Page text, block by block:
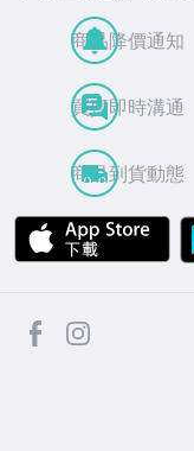
商品降價通知
買賣即時溝通
商品到貨動態
facebook